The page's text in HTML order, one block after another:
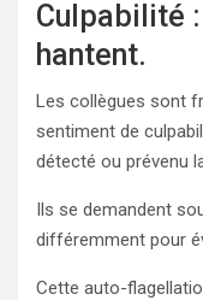
Culpabilité
hantent.
Les collègues sont
sentiment de
détecté ou prévenu
Ils se demandent
différemment pour
Cette auto-